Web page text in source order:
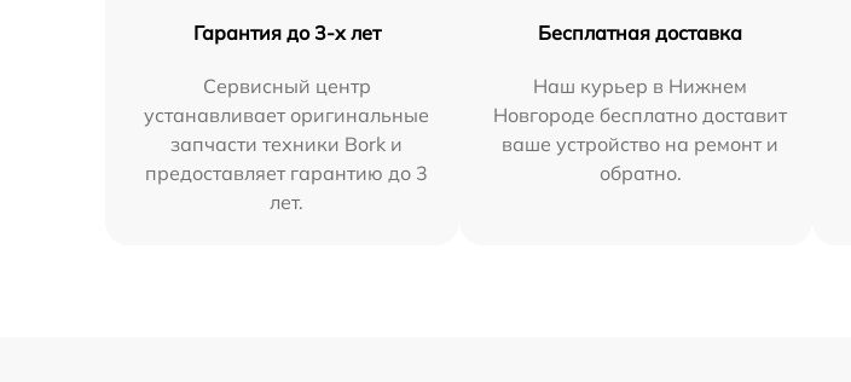
Гарантия до 3-х лет
Сервисный центр
устанавливает оригинальные
запчасти техники Bork и
предоставляет гарантию до 3
лет.
Бесплатная доставка
Наш курьер в Нижнем
Новгороде бесплатно доставит
ваше устройство на ремонт и
обратно.